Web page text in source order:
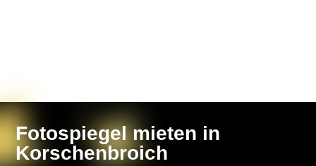
Fotospiegel mieten in
Korschenbroich